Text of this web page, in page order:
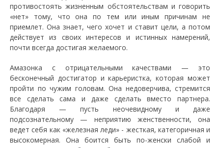
противостоять жизненным обстоятельствам и говорить
«нет» тому, что она по тем или иным причинам не
приемлет. Она знает, чего хочет и ставит цели, а потом
действует из своих интересов и истинных намерений,
почти всегда достигая желаемого.
Амазонка с отрицательными качествами — это
бесконечный достигатор и карьеристка, которая может
пройти по чужим головам. Она недоверчива, стремится
все сделать сама и даже сделать вместо партнера.
Благодаря — пусть неочевидному и даже
подсознательному — неприятию женственности, она
ведет себя как «железная леди» - жесткая, категоричная и
высокомерная. Она боится быть по-женски слабой и